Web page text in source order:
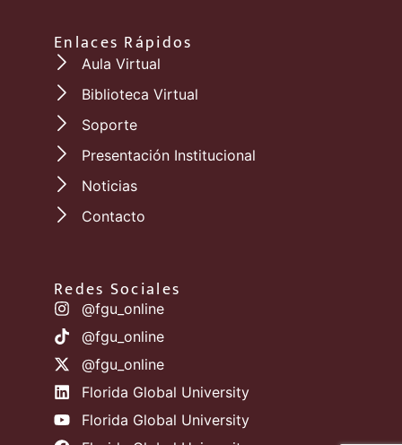
Enlaces Rápidos
Aula Virtual
Biblioteca Virtual
Soporte
Presentación Institucional
Noticias
Contacto
Redes Sociales
@fgu_online
@fgu_online
@fgu_online
Florida Global University
Florida Global University